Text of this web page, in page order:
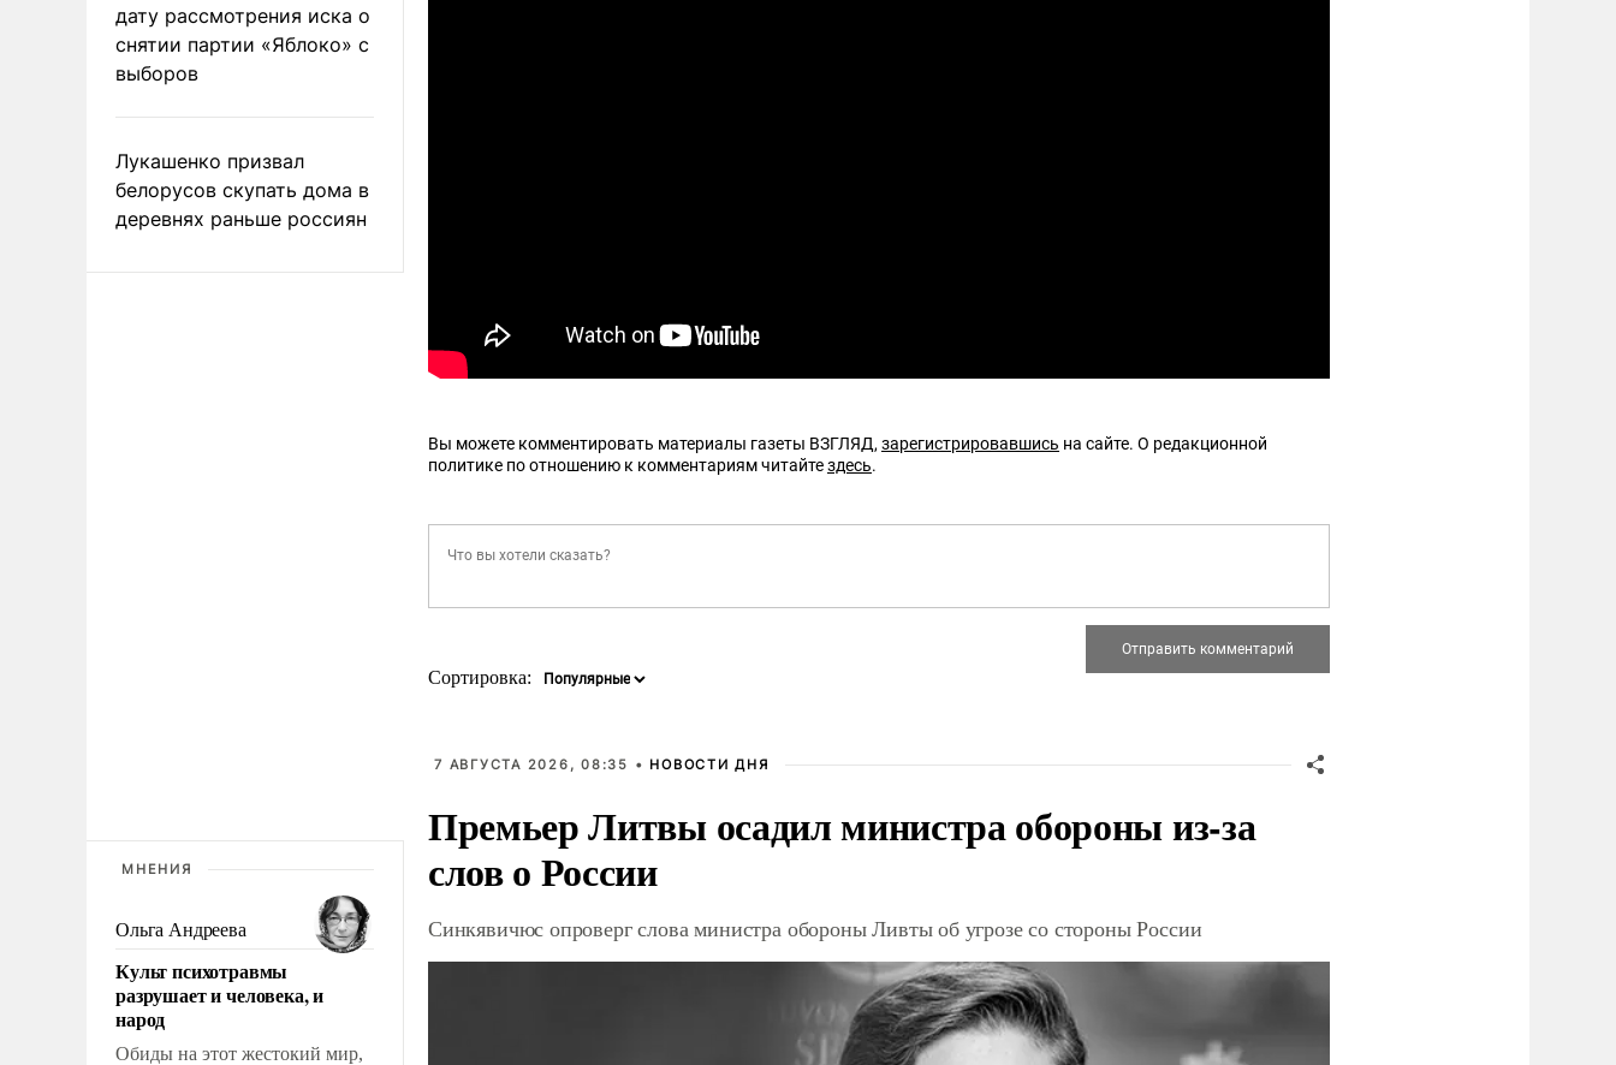
дату рассмотрения иска о
снятии партии «Яблоко» с
выборов
Лукашенко призвал
белорусов скупать дома в
деревнях раньше россиян
МНЕНИЯ
Ольга Андреева
Культ психотравмы
разрушает и человека, и
народ
Обиды на этот жестокий мир,
Вы можете комментировать материалы газеты ВЗГЛЯД, зарегистрировавшись на сайте. О редакционной
политике по отношению к комментариям читайтездесь.
Сортировка:
7 АВГУСТА 2026, 08:35 • НОВОСТИ ДНЯ
Премьер Литвы осадил министра обороны из-за
слов о России
Синкявичюс опроверг слова министра обороны Ливты об угрозе со стороны России